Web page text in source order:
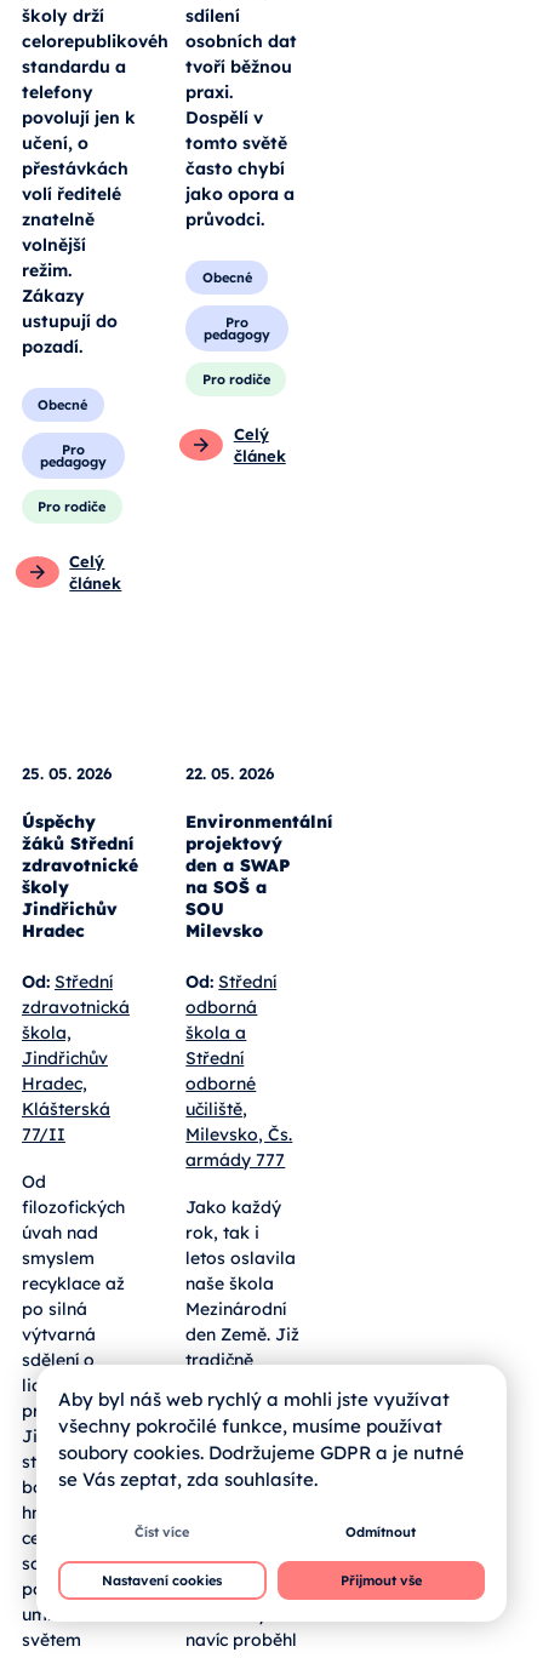
školy drží
celorepublikového
standardu a
telefony
povolují jen k
učení, o
přestávkách
volí ředitelé
znatelně
volnější
režim.
Zákazy
ustupují do
pozadí.
Obecné
Pro
pedagogy
Pro rodiče
Celý
článek
sdílení
osobních dat
tvoří běžnou
praxi.
Dospělí v
tomto světě
často chybí
jako opora a
průvodci.
Obecné
Pro
pedagogy
Pro rodiče
Celý
článek
25. 05. 2026
Úspěchy
žáků Střední
zdravotnické
školy
Jindřichův
Hradec
Od: Střední
zdravotnická
škola,
Jindřichův
Hradec,
Klášterská
77/II
Od
filozofických
úvah nad
smyslem
recyklace až
po silná
výtvarná
sdělení o
lidských
právech.
Jihočeští
středoškoláci
bodovali
hned ve dvou
celostátních
soutěžích a
potvrdili, že
umí nad
světem
22. 05. 2026
Environmentální
projektový
den a SWAP
na SOŠ a
SOU
Milevsko
Od: Střední
odborná
škola a
Střední
odborné
učiliště,
Milevsko, Čs.
armády 777
Jako každý
rok, tak i
letos oslavila
naše škola
Mezinárodní
den Země. Již
tradičně
vyrazili naši
žáci prvních
ročníků dne
13. 4. 2026 do
přírody, kde
odpadky. V
letošním roce
ale v rámci
celé školy
navíc proběhl
Aby byl náš web rychlý a mohli jste využívat
všechny pokročilé funkce, musíme používat
soubory cookies. Dodržujeme GDPR a je nutné
se Vás zeptat, zda souhlasíte.
Číst více Odmítnout
Nastavení cookies Přijmout vše